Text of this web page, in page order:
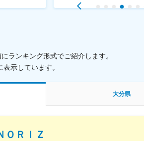
ランキング形式でご紹介します。
示しています。
大分県
ＯＲＩＺ